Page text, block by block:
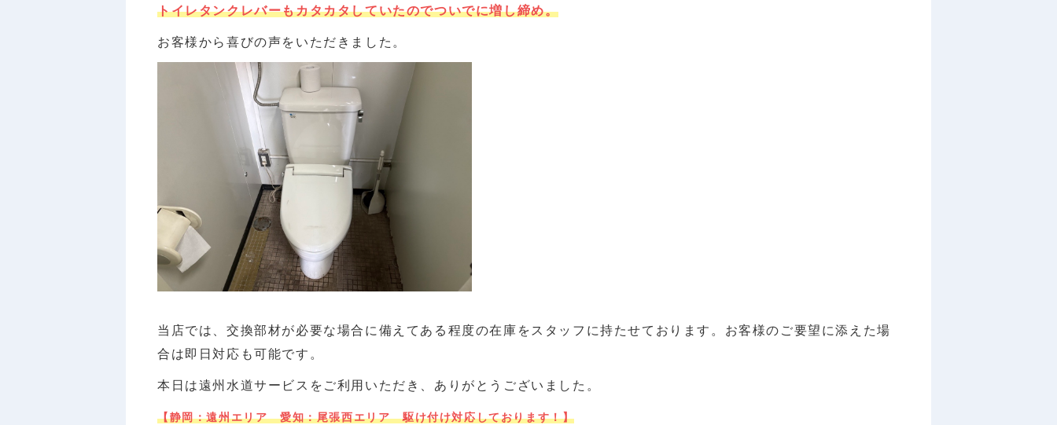
トイレタンクレバーもカタカタしていたのでついでに増し締め。
お客様から喜びの声をいただきました。
当店では、交換部材が必要な場合に備えてある程度の在庫をスタッフに持たせております。お客様のご要望に添えた場
合は即日対応も可能です。
本日は遠州水道サービスをご利用いただき、ありがとうございました。
【静岡：遠州エリア 愛知：尾張西エリア 駆け付け対応しております！】